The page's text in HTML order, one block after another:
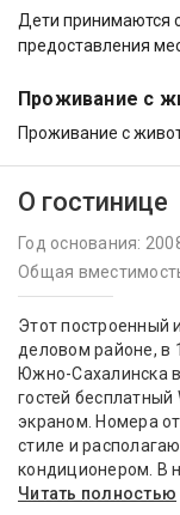
Дети принимаются
предоставления
Проживание с
Проживание с
О гостинице
Год основания:
Общая
Этот построенный
деловом районе, в
Южно-Сахалинска
гостей бесплатный
экраном. Номера
стиле и
кондиционером. В
Читать полностью